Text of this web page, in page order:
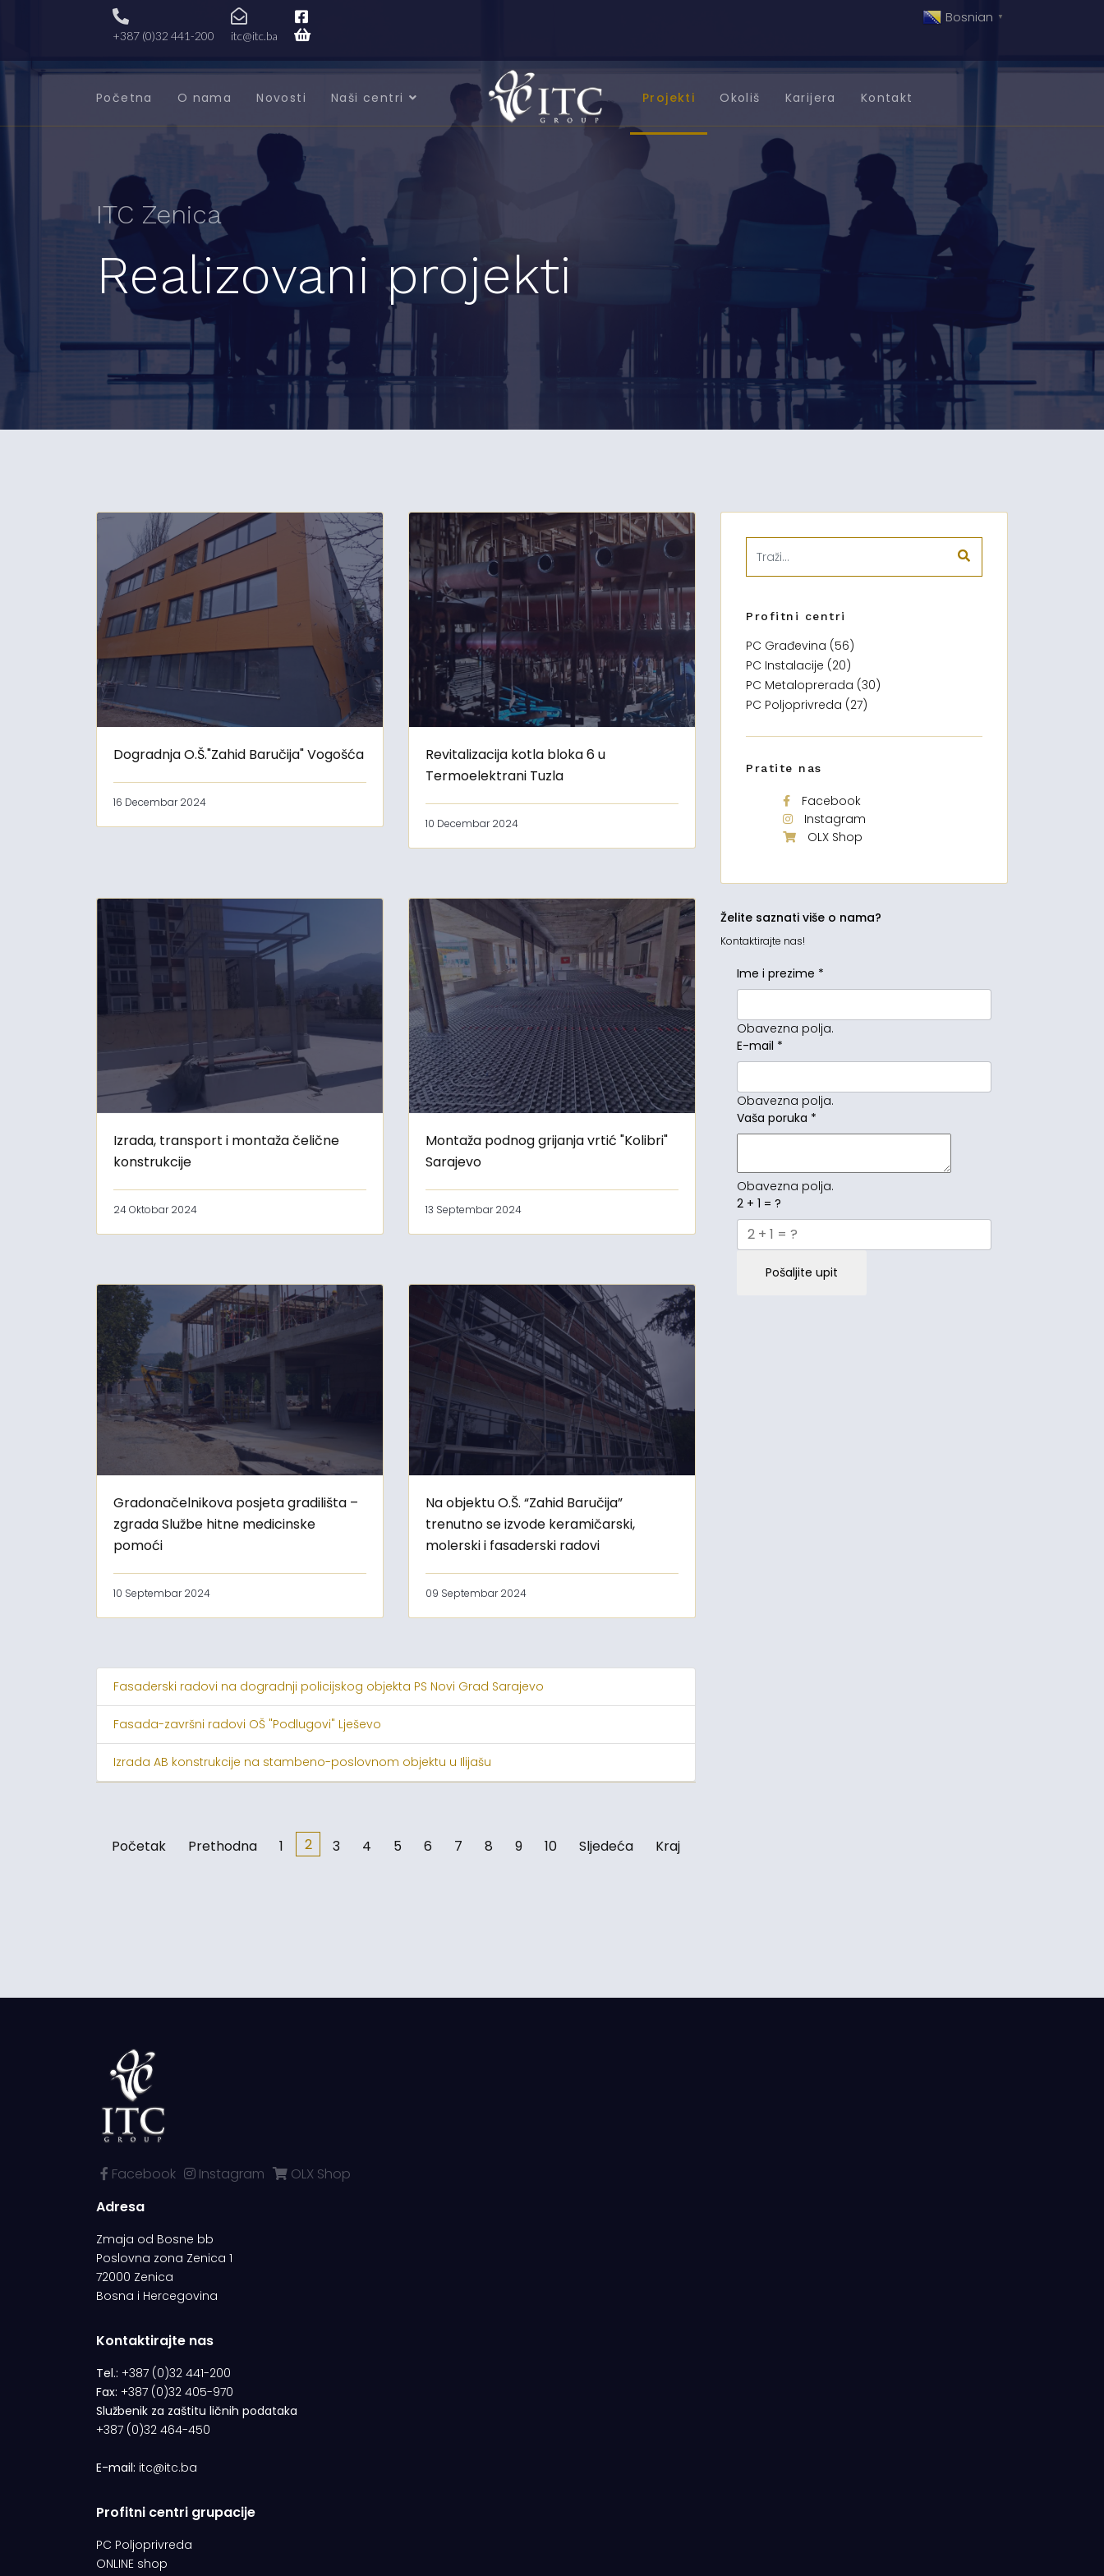
+387 (0)32 441-200 itc@itc.ba
Bosnian ▼
Početna O nama Novosti Naši centri Projekti Okoliš Karijera Kontakt
ITC Zenica
Realizovani projekti
Dogradnja O.Š."Zahid Baručija" Vogošća
16 Decembar 2024
Revitalizacija kotla bloka 6 u
Termoelektrani Tuzla
10 Decembar 2024
Izrada, transport i montaža čelične
konstrukcije
24 Oktobar 2024
Montaža podnog grijanja vrtić "Kolibri"
Sarajevo
13 Septembar 2024
Gradonačelnikova posjeta gradilišta –
zgrada Službe hitne medicinske
pomoći
10 Septembar 2024
Na objektu O.Š. “Zahid Baručija”
trenutno se izvode keramičarski,
molerski i fasaderski radovi
09 Septembar 2024
Fasaderski radovi na dogradnji policijskog objekta PS Novi Grad Sarajevo
Fasada-završni radovi OŠ "Podlugovi" Lješevo
Izrada AB konstrukcije na stambeno-poslovnom objektu u Ilijašu
Početak Prethodna 1 2 3 4 5 6 7 8 9 10 Sljedeća Kraj
Profitni centri
PC Građevina (56)
PC Instalacije (20)
PC Metaloprerada (30)
PC Poljoprivreda (27)
Pratite nas
Facebook
Instagram
OLX Shop
Želite saznati više o nama?
Kontaktirajte nas!
Ime i prezime *
Obavezna polja.
E-mail *
Obavezna polja.
Vaša poruka *
Obavezna polja.
2 + 1 = ?
Pošaljite upit
Facebook Instagram
OLX Shop
Adresa
Zmaja od Bosne bb
Poslovna zona Zenica 1
72000 Zenica
Bosna i Hercegovina
Kontaktirajte nas
Tel.: +387 (0)32 441-200
Fax: +387 (0)32 405-970
Službenik za zaštitu ličnih podataka
+387 (0)32 464-450
E-mail: itc@itc.ba
Profitni centri grupacije
PC Poljoprivreda
ONLINE shop